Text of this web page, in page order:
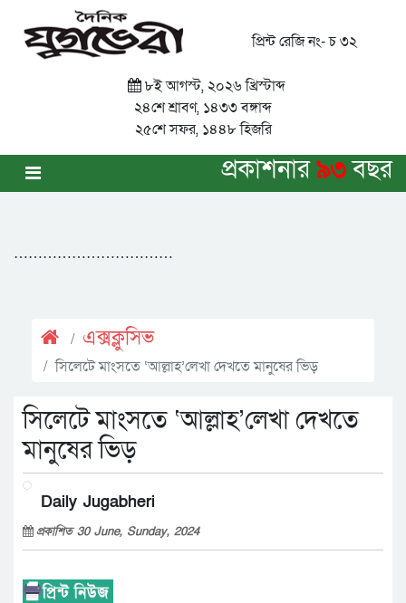
প্রিন্ট রেজি নং- চ ৩২
৮ই আগস্ট, ২০২৬ খ্রিস্টাব্দ
২৪শে শ্রাবণ, ১৪৩৩ বঙ্গাব্দ
২৫শে সফর, ১৪৪৮ হিজরি
প্রকাশনার৯৩বছর
……………………………
এক্সক্লুসিভ
সিলেটে মাংসতে ‘আল্লাহ’লেখা দেখতে মানুষের ভিড়
সিলেটে মাংসতে ‘আল্লাহ’লেখা দেখতে
মানুষের ভিড়
Daily Jugabheri
প্রকাশিত 30 June, Sunday, 2024